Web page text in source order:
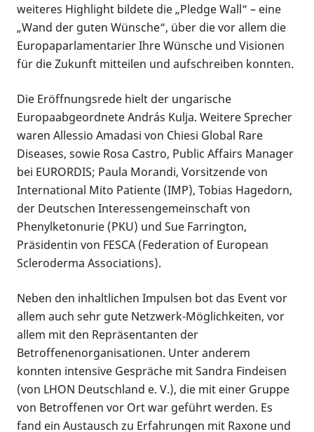
weiteres Highlight bildete die „Pledge Wall“ – eine
„Wand der guten Wünsche“, über die vor allem die
Europaparlamentarier Ihre Wünsche und Visionen
für die Zukunft mitteilen und aufschreiben konnten.
Die Eröffnungsrede hielt der ungarische
Europaabgeordnete András Kulja. Weitere Sprecher
waren Allessio Amadasi von Chiesi Global Rare
Diseases, sowie Rosa Castro, Public Affairs Manager
bei EURORDIS; Paula Morandi, Vorsitzende von
International Mito Patiente (IMP), Tobias Hagedorn,
der Deutschen Interessengemeinschaft von
Phenylketonurie (PKU) und Sue Farrington,
Präsidentin von FESCA (Federation of European
Scleroderma Associations).
Neben den inhaltlichen Impulsen bot das Event vor
allem auch sehr gute Netzwerk-Möglichkeiten, vor
allem mit den Repräsentanten der
Betroffenenorganisationen. Unter anderem
konnten intensive Gespräche mit Sandra Findeisen
(von LHON Deutschland e. V.), die mit einer Gruppe
von Betroffenen vor Ort war geführt werden. Es
fand ein Austausch zu Erfahrungen mit Raxone und